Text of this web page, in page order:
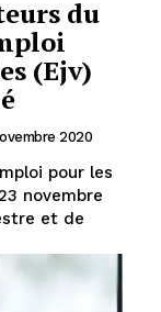
du
(Ejv)
2020
pour les
novembre
et de